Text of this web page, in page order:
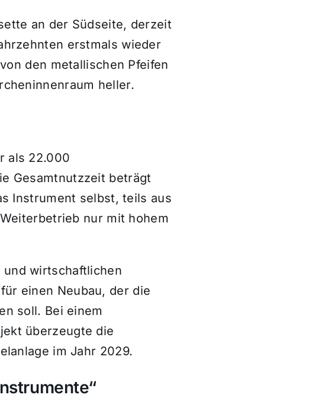
an der Südseite, derzeit
erstmals wieder
den metallischen Pfeifen
heller.
als 22.000
Gesamtnutzzeit beträgt
Instrument selbst, teils aus
nur mit hohem
und wirtschaftlichen
einen Neubau, der die
soll. Bei einem
überzeugte die
im Jahr 2029.